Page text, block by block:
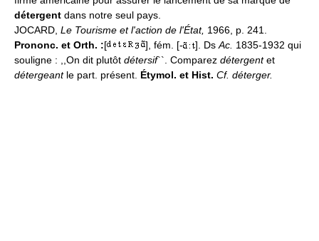
détergent dans notre seul pays.
JOCARD, Le Tourisme et l'action de l'État, 1966, p. 241.
Prononc. et Orth. :[ ], fém. [- ]. Ds Ac. 1835-1932 qui
souligne : ,,On dit plutôt détersif``. Comparez détergentet
détergeantle part. présent. Étymol. et Hist. Cf. déterger.